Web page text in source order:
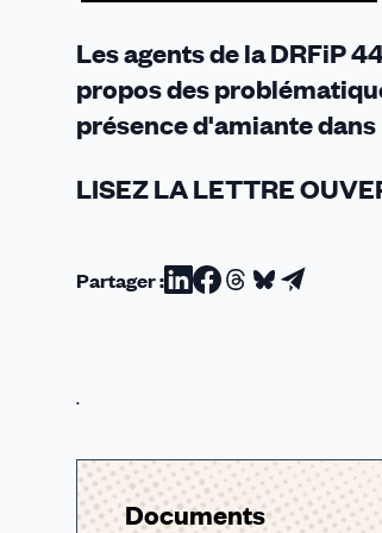
Les agents de la DRFiP
propos des
présence d'amiante
LISEZ LA LETTRE
Partager :Partager
Partager
Partager
Partager
Partager
.
Documents